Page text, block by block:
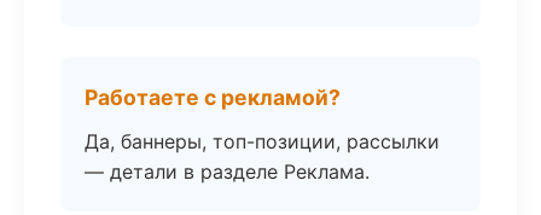
Работаете с рекламой?
Да, баннеры, топ-позиции, рассылки
— детали в разделе Реклама.